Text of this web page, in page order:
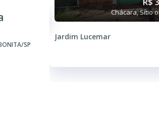
SP
Chácara, Sítio
Jardim Lucemar